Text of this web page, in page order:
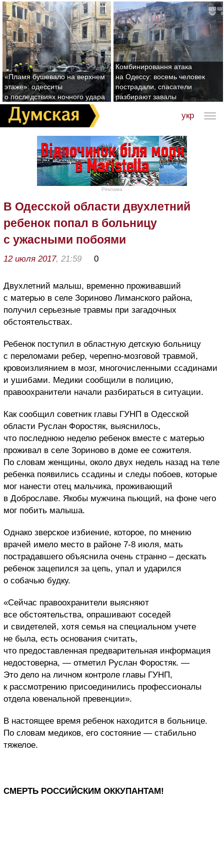
«Пламя бушевало на верхнем
этаже»: одесситы
о последствиях ночного удара
Комбинировання атака
на Одессу: восемь человек
пострадали, спасатели
разбирают завалы
укр
Реклама
В Одесской области двухлетний
ребенок попал в больницу
с ужасными побоями
12 июля 2017, 21:59 0
Двухлетний малыш, временно проживавший
с матерью в селе Зориново Лиманского района,
получил серьезные травмы при загадочных
обстоятельствах.
Ребенок поступил в областную детскую больницу
с переломами ребер, черепно-мозговой травмой,
кровоизлиянием в мозг, многочисленными ссадинами
и ушибами. Медики сообщили в полицию,
правоохранители начали разбираться в ситуации.
Как сообщил советник главы ГУНП в Одесской
области Руслан Форостяк, выяснилось,
что последнюю неделю ребенок вместе с матерью
проживал в селе Зориново в доме ее сожителя.
По словам женщины, около двух недель назад на теле
ребенка появились ссадины и следы побоев, которые
мог нанести отец мальчика, проживающий
в Доброславе. Якобы мужчина пьющий, на фоне чего
мог побить малыша.
Однако зверское избиение, которое, по мнению
врачей имело место в районе 7-8 июля, мать
пострадавшего объяснила очень странно – дескать
ребенок зацепился за цепь, упал и ударился
о собачью будку.
«Сейчас правоохранители выясняют
все обстоятельства, опрашивают соседей
и свидетелей, хотя семья на специальном учете
не была, есть основания считать,
что предоставленная предварительная информация
недостоверна, — отметил Руслан Форостяк. —
Это дело на личном контроле главы ГУНП,
к рассмотрению присоединились профессионалы
отдела ювенальной превенции».
В настоящее время ребенок находится в больнице.
По словам медиков, его состояние — стабильно
тяжелое.
СМЕРТЬ РОССИЙСКИМ ОККУПАНТАМ!